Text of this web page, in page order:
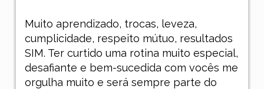
Muito aprendizado, trocas, leveza,
cumplicidade, respeito mútuo, resultados
SIM. Ter curtido uma rotina muito especial,
desafiante e bem-sucedida com vocês me
orgulha muito e será sempre parte do